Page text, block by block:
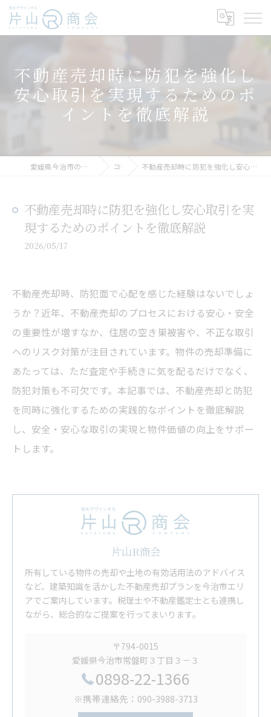
不動産売却時に防犯を強化し
安心取引を実現するためのポ
イントを徹底解説
愛媛県今治市の不動産売却なら片山R商会 コラム 不動産売却時に防犯を強化し安心取引を実現するためのポイントを徹底解説
不動産売却時に防犯を強化し安心取引を実
現するためのポイントを徹底解説
2026/05/17
不動産売却時、防犯面で心配を感じた経験はないでしょ
うか？近年、不動産売却のプロセスにおける安心・安全
の重要性が増すなか、住居の空き巣被害や、不正な取引
へのリスク対策が注目されています。物件の売却準備に
あたっては、ただ査定や手続きに気を配るだけでなく、
防犯対策も不可欠です。本記事では、不動産売却と防犯
を同時に強化するための実践的なポイントを徹底解説
し、安全・安心な取引の実現と物件価値の向上をサポー
トします。
片山R商会
所有している物件の売却や土地の有効活用法のアドバイス
など、建築知識を活かした不動産売却プランを今治市エリ
アでご案内しています。税理士や不動産鑑定士とも連携し
ながら、総合的なご提案を行ってまいります。
〒794-0015
愛媛県今治市常盤町３丁目３－３
0898-22-1366
※携帯連絡先：090-3988-3713